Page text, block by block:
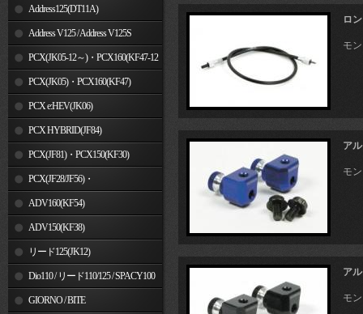
Address125(DT11A)
Address V125 / Address V125S
PCX(JK05-12～)・PCX160(KF47-12
～) PCX(JK05)・PCX160(KF47)
PCX e:HEV(JK06)
PCX HYBRID(JF84)
PCX(JF81)・PCX150(KF30)
PCX(JF28/JF56)・
PCX150(KF12/KF18)
ADV160(KF54)
ADV150(KF38)
リード125(JK12)
Dio110 / リード110/125 / SPACY100
GIORNO / BITE
ロ
モ
ア
モ
ア
モ